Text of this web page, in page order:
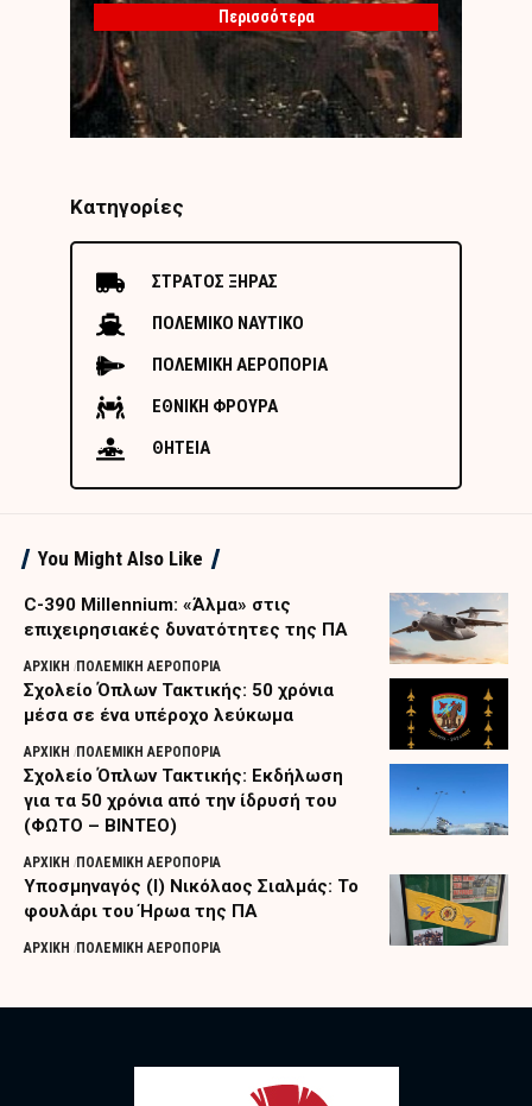
Περισσότερα
Κατηγορίες
ΣΤΡΑΤΟΣ ΞΗΡΑΣ
ΠΟΛΕΜΙΚΟ ΝΑΥΤΙΚΟ
ΠΟΛΕΜΙΚΗ ΑΕΡΟΠΟΡΙΑ
ΕΘΝΙΚΗ ΦΡΟΥΡΑ
ΘΗΤΕΙΑ
You Might Also Like
C-390 Millennium: «Άλμα» στις
επιχειρησιακές δυνατότητες της ΠΑ
ΑΡΧΙΚΗ ΠΟΛΕΜΙΚΗ ΑΕΡΟΠΟΡΙΑ
Σχολείο Όπλων Τακτικής: 50 χρόνια
μέσα σε ένα υπέροχο λεύκωμα
ΑΡΧΙΚΗ ΠΟΛΕΜΙΚΗ ΑΕΡΟΠΟΡΙΑ
Σχολείο Όπλων Τακτικής: Εκδήλωση
για τα 50 χρόνια από την ίδρυσή του
(ΦΩΤΟ – ΒΙΝΤΕΟ)
ΑΡΧΙΚΗ ΠΟΛΕΜΙΚΗ ΑΕΡΟΠΟΡΙΑ
Υποσμηναγός (Ι) Νικόλαος Σιαλμάς: Το
φουλάρι του Ήρωα της ΠΑ
ΑΡΧΙΚΗ ΠΟΛΕΜΙΚΗ ΑΕΡΟΠΟΡΙΑ